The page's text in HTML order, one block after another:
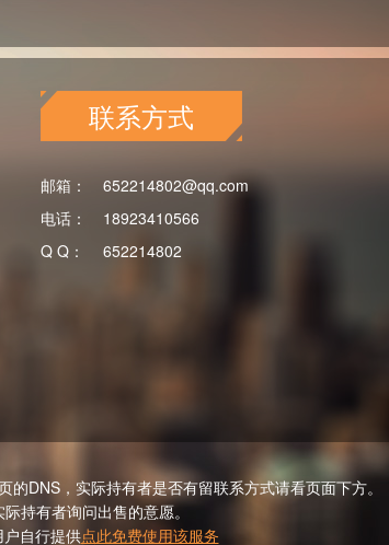
联系方式
邮箱：
652214802@qq.com
电话：
18923410566
Q Q：
652214802
DNS，实际持有者是否有留联系方式请看页面下方。
持有者询问出售的意愿。
自行提供点此免费使用该服务